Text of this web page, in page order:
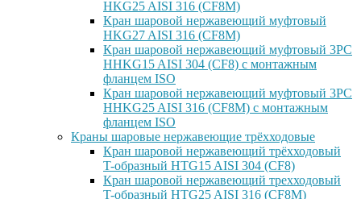
HKG25 AISI 316 (CF8M)
Кран шаровой нержавеющий муфтовый
HKG27 AISI 316 (CF8M)
Кран шаровой нержавеющий муфтовый 3PC
HHKG15 AISI 304 (CF8) с монтажным
фланцем ISO
Кран шаровой нержавеющий муфтовый 3PC
HHKG25 AISI 316 (CF8M) с монтажным
фланцем ISO
Краны шаровые нержавеющие трёхходовые
Кран шаровой нержавеющий трёхходовый
T-образный HTG15 AISI 304 (CF8)
Кран шаровой нержавеющий трехходовый
T-образный HTG25 AISI 316 (CF8M)